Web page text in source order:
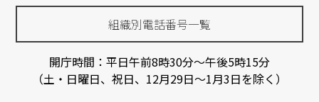
組織別電話番号一覧
開庁時間：平日午前8時30分～午後5時15分
（土・日曜日、祝日、12月29日～1月3日を除く）